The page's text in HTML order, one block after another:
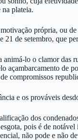
plateia.
própria, ou
21 de setembro, que
lo o clamor das
açambarcamento de
compromissos
e os prováveis
dos
pois é de
não pode e não